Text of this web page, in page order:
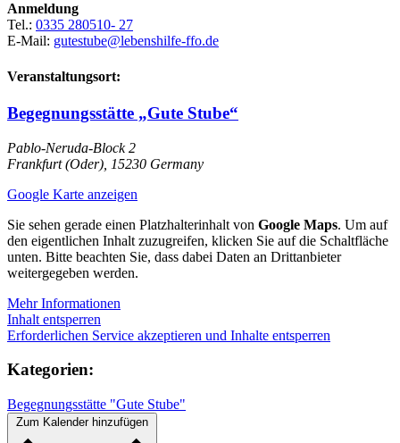
Anmeldung
Tel.: 0335 280510- 27
E-Mail: gutestube@lebenshilfe-ffo.de
Veranstaltungsort:
Begegnungsstätte „Gute Stube“
Pablo-Neruda-Block 2
Frankfurt (Oder) 15230 Germany
Google Karte anzeigen
Sie sehen gerade einen Platzhalterinhalt von Google Maps. Um auf
den eigentlichen Inhalt zuzugreifen, klicken Sie auf die Schaltfläche
unten. Bitte beachten Sie, dass dabei Daten an Drittanbieter
weitergegeben werden.
Mehr Informationen
Inhalt entsperren
Erforderlichen Service akzeptieren und Inhalte entsperren
Kategorien:
Begegnungsstätte "Gute Stube"